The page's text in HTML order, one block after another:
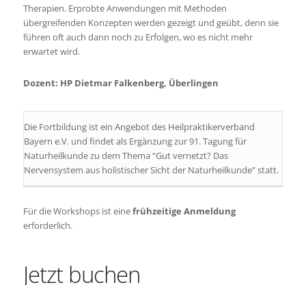
Therapien. Erprobte Anwendungen mit Methoden
übergreifenden Konzepten werden gezeigt und geübt, denn sie
führen oft auch dann noch zu Erfolgen, wo es nicht mehr
erwartet wird.
Dozent: HP Dietmar Falkenberg, Überlingen
Die Fortbildung ist ein Angebot des Heilpraktikerverband
Bayern e.V. und findet als Ergänzung zur 91. Tagung für
Naturheilkunde zu dem Thema “Gut vernetzt? Das
Nervensystem aus holistischer Sicht der Naturheilkunde” statt.
Für die Workshops ist einefrühzeitige Anmeldung
erforderlich.
Jetzt buchen